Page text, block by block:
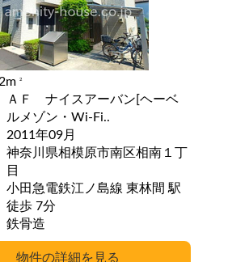
2
ＡＦ ナイスアーバン[ヘーベ
ルメゾン・Wi-Fi..
2011年09月
神奈川県相模原市南区相南１丁
目
小田急電鉄江ノ島線 東林間 駅
徒歩 7分
鉄骨造